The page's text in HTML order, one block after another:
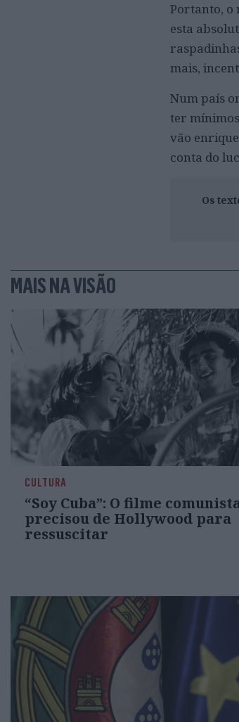
Portanto, o
esta
mais,
Num país
ter
vão
conta do
Os
MAIS NA VISÃO
CULTURA
“Soy Cuba”: O filme
precisou de Hollywood para
ressuscitar